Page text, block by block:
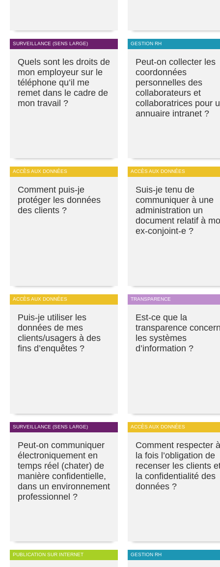
SURVEILLANCE (SENS LARGE)
Quels sont les droits de
mon employeur sur le
téléphone qu’il me
remet dans le cadre de
mon travail ?
GESTION RH
Peut-on collecter les
coordonnées
personnelles des
collaborateurs et
collaboratrices pour
annuaire intranet ?
ACCÈS AUX DONNÉES
Comment puis-je
protéger les données
des clients ?
ACCÈS AUX DONNÉES
Suis-je tenu de
communiquer à une
administration un
document relatif à
ex-conjoint-e ?
ACCÈS AUX DONNÉES
Puis-je utiliser les
données de mes
clients/usagers à des
fins d’enquêtes ?
TRANSPARENCE
Est-ce que la
transparence
les systèmes
d’information ?
SURVEILLANCE (SENS LARGE)
Peut-on communiquer
électroniquement en
temps réel (chater) de
manière confidentielle,
dans un environnement
professionnel ?
ACCÈS AUX DONNÉES
Comment respecter à
la fois l’obligation de
recenser les clients
la confidentialité des
données ?
PUBLICATION SUR INTERNET GESTION RH